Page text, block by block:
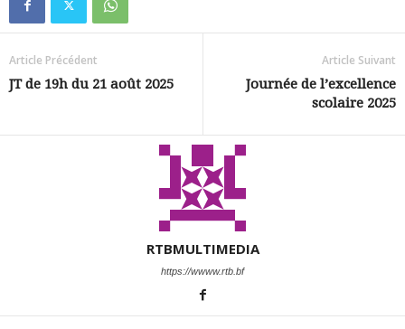
Article Précédent
JT de 19h du 21 août 2025
Article Suivant
Journée de l’excellence
scolaire 2025
RTBMULTIMEDIA
https://wwww.rtb.bf